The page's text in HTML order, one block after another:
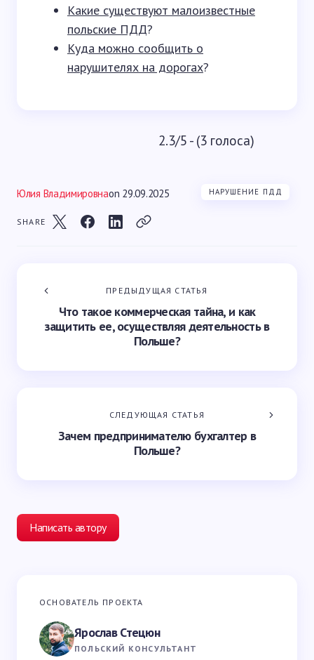
Какие существуют малоизвестные
польские ПДД?
Куда можно сообщить о
нарушителях на дорогах?
2.3/5 - (3 голоса)
Юлия Владимировнаon 29.09.2025 НАРУШЕНИЕ ПДД
SHARE
ПРЕДЫДУЩАЯ СТАТЬЯ
Что такое коммерческая тайна, и как
защитить ее, осуществляя деятельность в
Польше?
СЛЕДУЮЩАЯ СТАТЬЯ
Зачем предпринимателю бухгалтер в
Польше?
Написать автору
Ваш адрес email не будет опубликован.
Ваше имя *
ОСНОВАТЕЛЬ ПРОЕКТА
Ярослав Стецюн
ПОЛЬСКИЙ КОНСУЛЬТАНТ